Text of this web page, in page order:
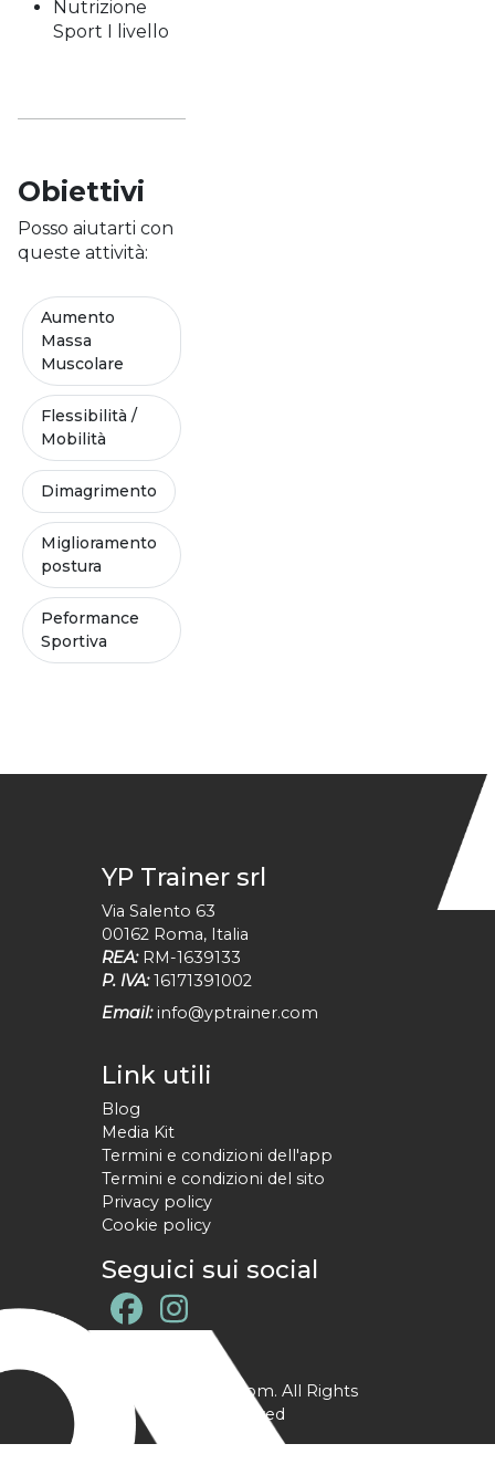
Nutrizione
Sport I livello
Obiettivi
Posso aiutarti con
queste attività:
Aumento
Massa
Muscolare
Flessibilità /
Mobilità
Dimagrimento
Miglioramento
postura
Peformance
Sportiva
YP Trainer srl
Via Salento 63
00162 Roma, Italia
REA: RM-1639133
P. IVA: 16171391002
Email: info@yptrainer.com
Link utili
Blog
Media Kit
Termini e condizioni dell'app
Termini e condizioni del sito
Privacy policy
Cookie policy
Seguici sui social
@ YPtrainer.com. All Rights
Reserved